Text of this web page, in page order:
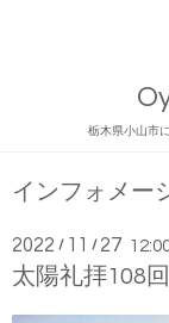
栃木県小山市
インフォメー
2022 / 11 / 27
太陽礼拝108回